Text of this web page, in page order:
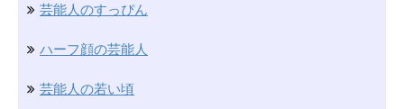
芸能人のすっぴん
ハーフ顔の芸能人
芸能人の若い頃